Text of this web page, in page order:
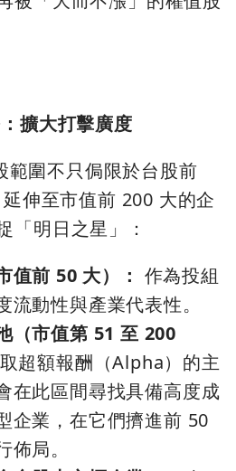
擴大打擊廣度
圍不只侷限於台股前
伸至市值前 200 大的企
「明日之星」：
值前 50 大）： 作為投組
流動性與產業代表性。
（市值第 51 至 200
超額報酬（Alpha）的主
在此區間尋找具備高度成
企業，在它們擠進前 50
局。